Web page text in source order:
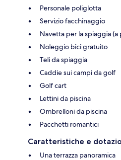
Personale poliglotta
Servizio facchinaggio
Navetta per la spiaggia
Noleggio bici gratuito
Teli da spiaggia
Caddie sui campi da golf
Golf cart
Lettini da piscina
Ombrelloni da piscina
Pacchetti romantici
Caratteristiche e
Una terrazza panoramica